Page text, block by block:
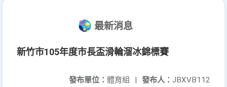
最新消息
新竹市105年度市長盃滑輪溜冰錦標賽
發布人： JBXVB112
發布單位： 體育組 |